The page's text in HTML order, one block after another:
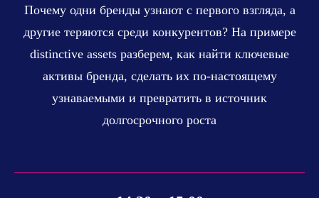
Почему одни бренды узнают с первого взгляда, а
другие теряются среди конкурентов? На примере
distinctive assets разберем, как найти ключевые
активы бренда, сделать их по-настоящему
узнаваемыми и превратить в источник
долгосрочного роста